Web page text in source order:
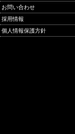
お問い合わせ
採用情報
個人情報保護方針